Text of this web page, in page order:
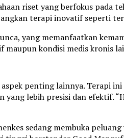
riset yang berfokus
terapi inovatif seperti
yang memanfaatkan
maupun kondisi medis kronis
penting lainnya. Terapi
lebih presisi dan efektif.
sedang membuka